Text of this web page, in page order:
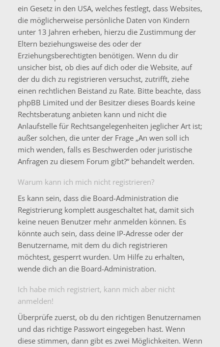
ein Gesetz in den USA, welches festlegt, dass Websites,
die möglicherweise persönliche Daten von Kindern
unter 13 Jahren erheben, hierzu die Zustimmung der
Eltern beziehungsweise des oder der
Erziehungsberechtigten benötigen. Wenn du dir
unsicher bist, ob dies auf dich oder die Website, auf
der du dich zu registrieren versuchst, zutrifft, ziehe
einen rechtlichen Beistand zu Rate. Bitte beachte, dass
phpBB Limited und der Besitzer dieses Boards keine
Rechtsberatung anbieten kann und nicht die
Anlaufstelle für Rechtsangelegenheiten jeglicher Art ist;
außer solchen, die unter der Frage „An wen soll ich
mich wenden, falls es Beschwerden oder juristische
Anfragen zu diesem Forum gibt?“ behandelt werden.
Warum kann ich mich nicht registrieren?
Es kann sein, dass die Board-Administration die
Registrierung komplett ausgeschaltet hat, damit sich
keine neuen Benutzer mehr anmelden können. Es
könnte auch sein, dass deine IP-Adresse oder der
Benutzername, mit dem du dich registrieren
möchtest, gesperrt wurden. Um Hilfe zu erhalten,
wende dich an die Board-Administration.
Ich habe mich registriert, kann mich aber nicht
anmelden!
Überprüfe zuerst, ob du den richtigen Benutzernamen
und das richtige Passwort eingegeben hast. Wenn
diese stimmen, dann gibt es zwei Möglichkeiten. Wenn